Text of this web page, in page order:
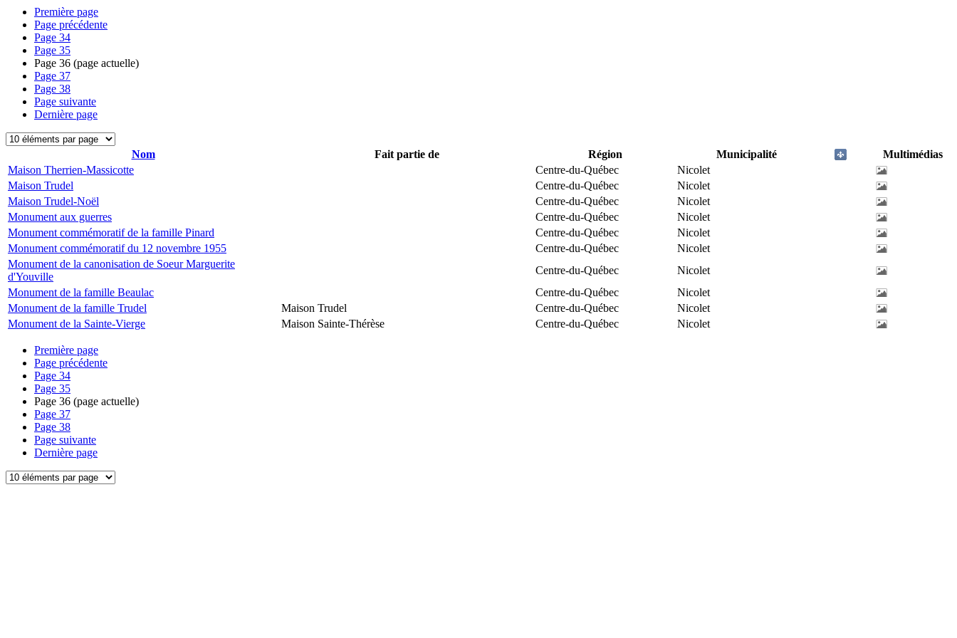
Première page
Page précédente
Page 34
Page 35
Page 36 (page actuelle)
Page 37
Page 38
Page suivante
Dernière page
Nom Fait partie de Région Municipalité
Multimédias
Maison Therrien-Massicotte
Centre-du-Québec
Nicolet
Maison Trudel
Centre-du-Québec
Nicolet
Maison Trudel-Noël
Centre-du-Québec
Nicolet
Monument aux guerres
Centre-du-Québec
Nicolet
Monument commémoratif de la famille Pinard
Centre-du-Québec
Nicolet
Monument commémoratif du 12 novembre 1955
Centre-du-Québec
Nicolet
Monument de la canonisation de Soeur Marguerite
d'Youville
Centre-du-Québec
Nicolet
Monument de la famille Beaulac
Centre-du-Québec
Nicolet
Monument de la famille Trudel
Maison Trudel Centre-du-Québec
Nicolet
Monument de la Sainte-Vierge
Maison Sainte-Thérèse Centre-du-Québec Nicolet
Première page
Page précédente
Page 34
Page 35
Page 36 (page actuelle)
Page 37
Page 38
Page suivante
Dernière page